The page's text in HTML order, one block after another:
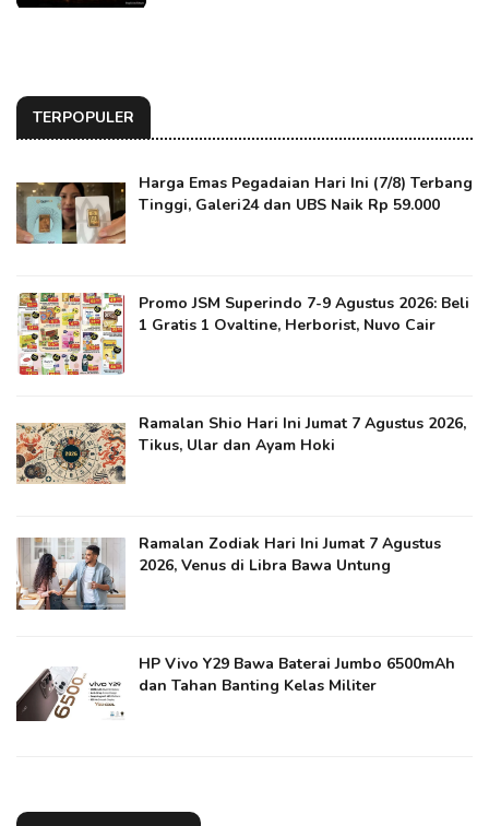
TERPOPULER
Harga Emas Pegadaian Hari Ini (7/8) Terbang
Tinggi, Galeri24 dan UBS Naik Rp 59.000
Promo JSM Superindo 7-9 Agustus 2026: Beli
1 Gratis 1 Ovaltine, Herborist, Nuvo Cair
Ramalan Shio Hari Ini Jumat 7 Agustus 2026,
Tikus, Ular dan Ayam Hoki
Ramalan Zodiak Hari Ini Jumat 7 Agustus
2026, Venus di Libra Bawa Untung
HP Vivo Y29 Bawa Baterai Jumbo 6500mAh
dan Tahan Banting Kelas Militer